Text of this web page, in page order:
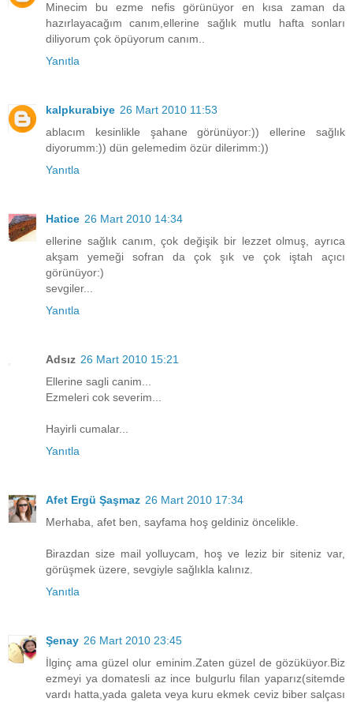
Minecim bu ezme nefis görünüyor en kısa zaman da
hazırlayacağım canım,ellerine sağlık mutlu hafta sonları
diliyorum çok öpüyorum canım..
Yanıtla
kalpkurabiye 26 Mart 2010 11:53
ablacım kesinlikle şahane görünüyor:)) ellerine sağlık
diyorumm:)) dün gelemedim özür dilerimm:))
Yanıtla
Hatice 26 Mart 2010 14:34
ellerine sağlık canım, çok değişik bir lezzet olmuş, ayrıca
akşam yemeği sofran da çok şık ve çok iştah açıcı
görünüyor:)
sevgiler...
Yanıtla
Adsız 26 Mart 2010 15:21
Ellerine sagli canim...
Ezmeleri cok severim...
Hayirli cumalar...
Yanıtla
Afet Ergü Şaşmaz 26 Mart 2010 17:34
Merhaba, afet ben, sayfama hoş geldiniz öncelikle.
Birazdan size mail yolluycam, hoş ve leziz bir siteniz var,
görüşmek üzere, sevgiyle sağlıkla kalınız.
Yanıtla
Şenay 26 Mart 2010 23:45
İlginç ama güzel olur eminim.Zaten güzel de gözüküyor.Biz
ezmeyi ya domatesli az ince bulgurlu filan yaparız(sitemde
vardı hatta,yada galeta veya kuru ekmek ceviz biber salçası